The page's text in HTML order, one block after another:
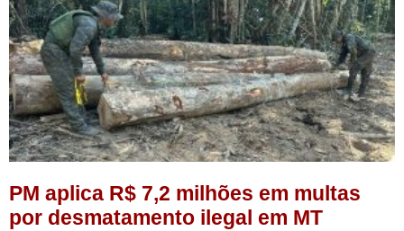
PM aplica R$ 7,2 milhões em multas
por desmatamento ilegal em MT